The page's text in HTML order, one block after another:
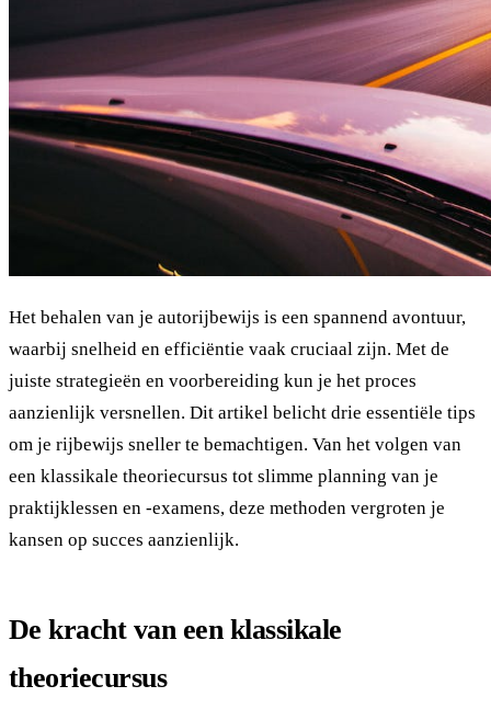
Het behalen van je autorijbewijs is een spannend avontuur,
waarbij snelheid en efficiëntie vaak cruciaal zijn. Met de
juiste strategieën en voorbereiding kun je het proces
aanzienlijk versnellen. Dit artikel belicht drie essentiële tips
om je rijbewijs sneller te bemachtigen. Van het volgen van
een klassikale theoriecursus tot slimme planning van je
praktijklessen en -examens, deze methoden vergroten je
kansen op succes aanzienlijk.
De kracht van een klassikale
theoriecursus